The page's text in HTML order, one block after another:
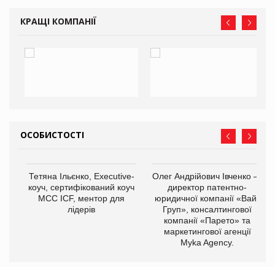
КРАЩІ КОМПАНІЇ
ОСОБИСТОСТІ
Тетяна Ільєнко, Executive-
коуч, сертифікований коуч
МСС ICF, ментор для
лідерів
Олег Андрійович Івченко —
директор патентно-
юридичної компанії «Вайз
Груп», консалтингової
компанії «Парето» та
маркетингової агенції
Myka Agency.